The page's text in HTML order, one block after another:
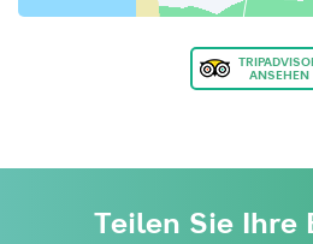
ANSEHEN
Teilen Sie Ihre